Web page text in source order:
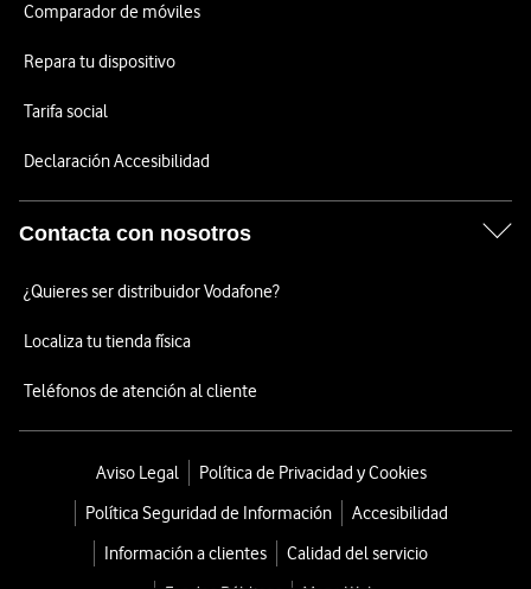
Comparador de móviles
Repara tu dispositivo
Tarifa social
Declaración Accesibilidad
Contacta con nosotros
¿Quieres ser distribuidor Vodafone?
Localiza tu tienda física
Teléfonos de atención al cliente
Aviso Legal
Política de Privacidad y Cookies
Política Seguridad de Información
Accesibilidad
Información a clientes
Calidad del servicio